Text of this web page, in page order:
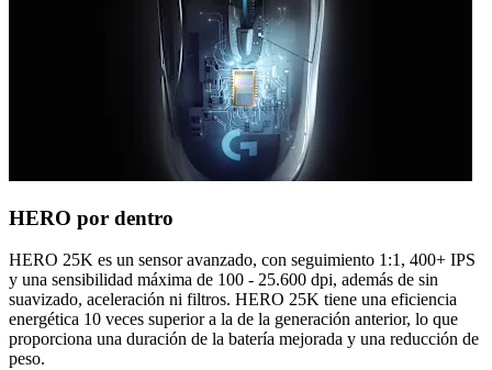
HERO por dentro
HERO 25K es un sensor avanzado, con seguimiento 1:1, 400+ IPS
y una sensibilidad máxima de 100 - 25.600 dpi, además de sin
suavizado, aceleración ni filtros. HERO 25K tiene una eficiencia
energética 10 veces superior a la de la generación anterior, lo que
proporciona una duración de la batería mejorada y una reducción de
peso.